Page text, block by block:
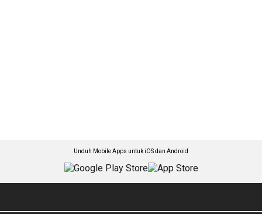
Unduh Mobile Apps untuk iOS dan Android